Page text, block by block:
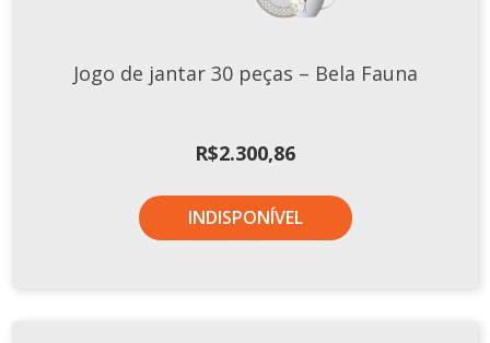
Jogo de jantar 30 peças – Bela Fauna
R$2.300,86
INDISPONÍVEL